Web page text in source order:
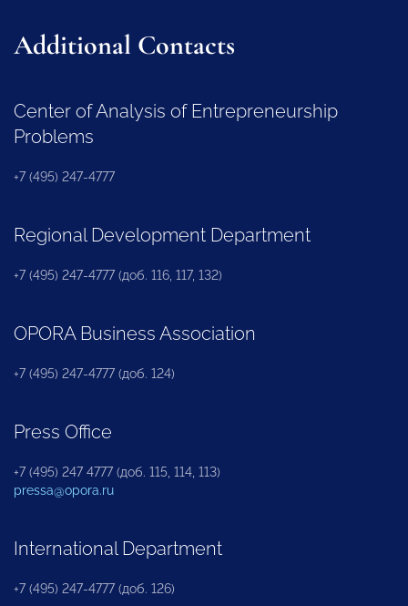
Additional Contacts
Center of Analysis of Entrepreneurship
Problems
+7 (495) 247-4777
Regional Development Department
+7 (495) 247-4777 (доб. 116, 117, 132)
OPORA Business Association
+7 (495) 247-4777 (доб. 124)
Press Office
+7 (495) 247 4777 (доб. 115, 114, 113)
pressa@opora.ru
International Department
+7 (495) 247-4777 (доб. 126)